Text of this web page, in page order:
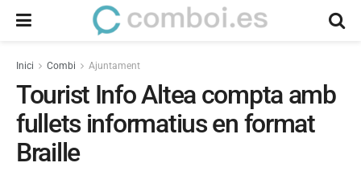
Inici Combi Ajuntament
Tourist Info Altea compta amb
fullets informatius en format
Braille